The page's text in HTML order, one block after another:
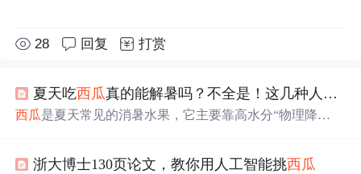
28 回复 打赏
夏天吃西瓜真的能解暑吗？不全是！这几种人还是注意一点好
西瓜是夏天常见的消暑水果，它主要靠高水分“物理降
要注意。西瓜的美味还在于陪伴和仪式感，适量适时吃才
浙大博士130页论文，教你用人工智能挑西瓜